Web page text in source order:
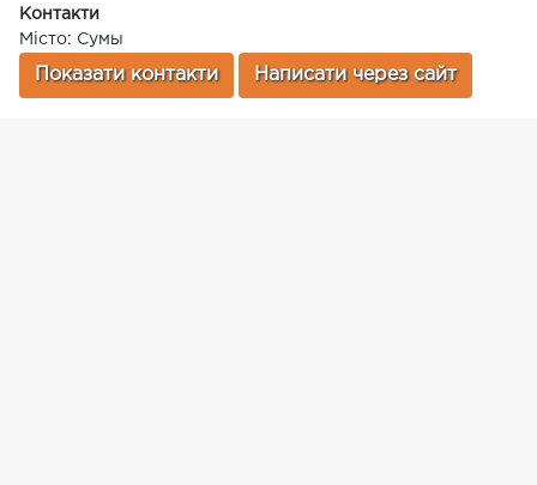
Контакти
Місто: Сумы
Показати контакти Написати через сайт